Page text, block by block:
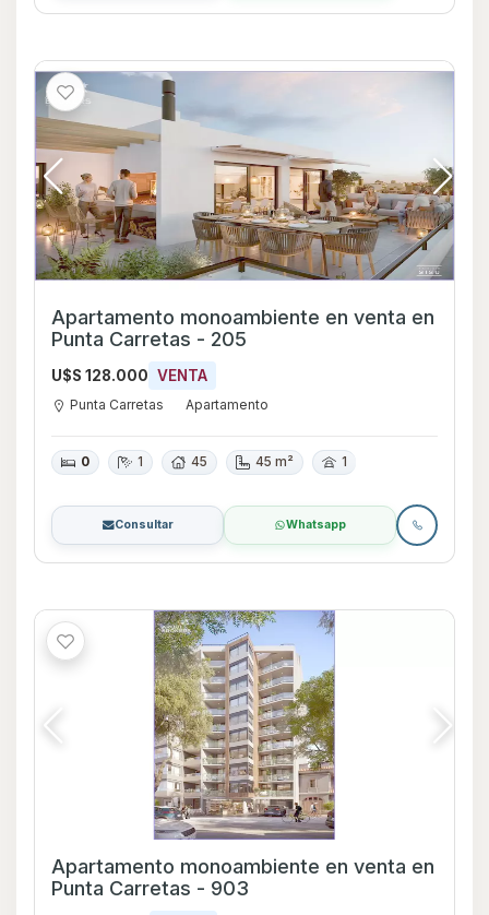
Apartamento monoambiente en venta en
Punta Carretas - 205
U$S 128.000 VENTA
Punta Carretas Apartamento
0 1 45 45 m² 1
Consultar Whatsapp
Apartamento monoambiente en venta en
Punta Carretas - 903